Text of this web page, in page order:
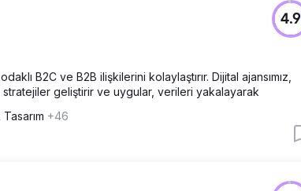
4.9
B2C ve B2B ilişkilerini kolaylaştırır. Dijital ajansımız,
stratejiler geliştirir ve uygular, verileri yakalayarak
+46